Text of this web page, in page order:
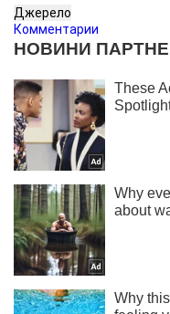
Джерело
Комментарии